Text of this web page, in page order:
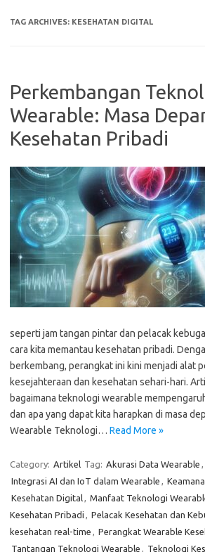
TAG ARCHIVES: KESEHATAN DIGITAL
Perkembangan
Wearable: Masa
Kesehatan Pribadi
seperti jam tangan pintar dan pelacak
cara kita memantau kesehatan pribadi.
berkembang, perangkat ini kini menjadi alat
kesejahteraan dan kesehatan sehari-hari.
bagaimana teknologi wearable
dan apa yang dapat kita harapkan di masa
Wearable Teknologi… Read More »
Category: Artikel Tag: Akurasi Data Wearable ,
Integrasi AI dan IoT dalam Wearable ,
Kesehatan Digital, Manfaat Teknologi
Kesehatan Pribadi , Pelacak Kesehatan dan
kesehatan real-time , Perangkat Wearable
Tantangan Teknologi Wearable , Teknologi